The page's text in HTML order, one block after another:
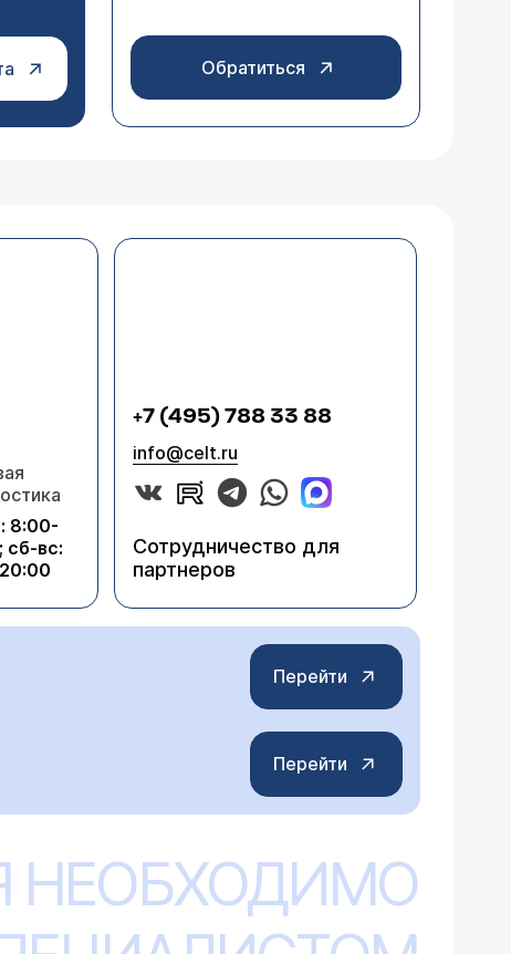
Обратиться
8:00-
сб-вс:
+7 (495) 788 33 88
info@celt.ru
Сотрудничество для
партнеров
Перейти
Перейти
НЕОБХОДИМО